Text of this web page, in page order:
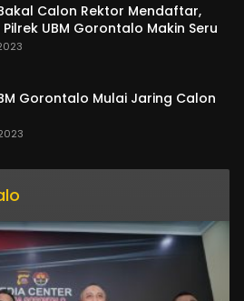
Calon Rektor Mendaftar,
UBM Gorontalo Makin Seru
Gorontalo Mulai Jaring Calon